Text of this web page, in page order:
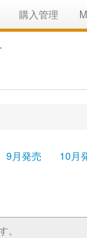
購入管理
9月発売 10月
。